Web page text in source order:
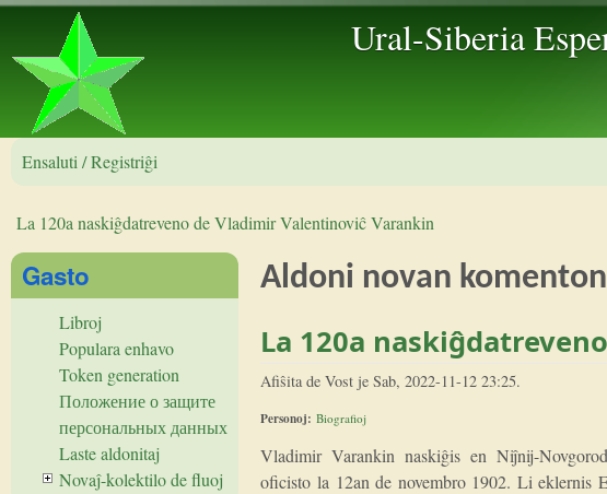
Ural-Siberia
Ensaluti / Registriĝi
Vi estas ĉi tie
La 120a naskiĝdatreveno de Vladimir Valentinoviĉ Varankin
Aldoni novan komenton
La 120a
Afiŝita deVost jeSab, 2022-11-12 23:25.
Personoj:Biografioj
Vladimir Varankin naskiĝis en Niĵnij-
oficisto la 12an de novembro 1902. Li eklernis
Gasto
Libroj
Populara enhavo
Token generation
Положение о защите
персональных данных
Laste aldonitaj
Novaĵ-kolektilo de fluoj